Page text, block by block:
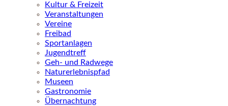
Kultur & Freizeit
Veranstaltungen
Vereine
Freibad
Sportanlagen
Jugendtreff
Geh- und Radwege
Naturerlebnispfad
Museen
Gastronomie
Übernachtung